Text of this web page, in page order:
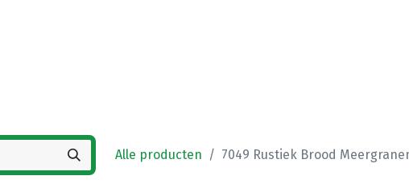
Alle producten 7049 Rustiek Brood